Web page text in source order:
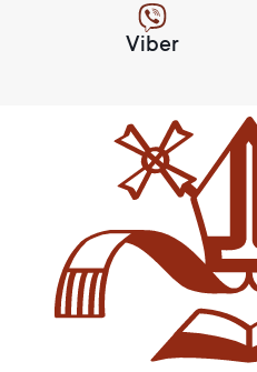
Viber